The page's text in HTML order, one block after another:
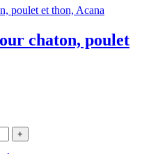
chaton, poulet
+